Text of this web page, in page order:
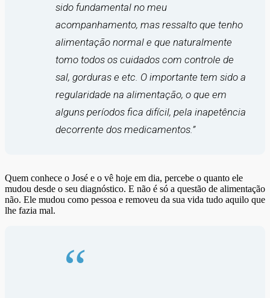
sido fundamental no meu
acompanhamento, mas ressalto que tenho
alimentação normal e que naturalmente
tomo todos os cuidados com controle de
sal, gorduras e etc. O importante tem sido a
regularidade na alimentação, o que em
alguns períodos fica difícil, pela inapetência
decorrente dos medicamentos.”
Quem conhece o José e o vê hoje em dia, percebe o quanto ele
mudou desde o seu diagnóstico. E não é só a questão de alimentação
não. Ele mudou como pessoa e removeu da sua vida tudo aquilo que
lhe fazia mal.